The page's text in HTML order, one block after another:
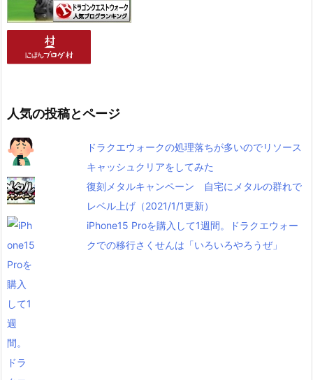
人気の投稿とページ
ドラクエウォークの処理落ちが多いのでリソース
キャッシュクリアをしてみた
復刻メタルキャンペーン 自宅にメタルの群れで
レベル上げ（2021/1/1更新）
iPhone15 Proを購入して1週間。ドラクエウォー
クでの移行さくせんは「いろいろやろうぜ」